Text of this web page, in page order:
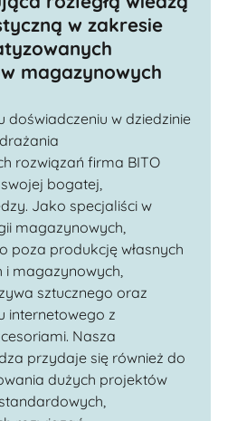
w zakresie
magazynowych
doświadczeniu w dziedzinie
rozwiązań firma BITO
bogatej,
Jako specjaliści w
magazynowych,
poza produkcję własnych
i magazynowych,
sztucznego oraz
internetowego z
Nasza
przydaje się również do
dużych projektów